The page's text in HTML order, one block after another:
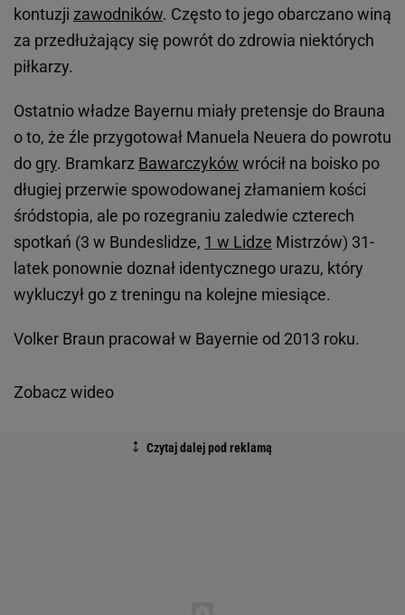
kontuzji zawodników. Często to jego obarczano winą
za przedłużający się powrót do zdrowia niektórych
piłkarzy.
Ostatnio władze Bayernu miały pretensje do Brauna
o to, że źle przygotował Manuela Neuera do powrotu
do gry. Bramkarz Bawarczyków wrócił na boisko po
długiej przerwie spowodowanej złamaniem kości
śródstopia, ale po rozegraniu zaledwie czterech
spotkań (3 w Bundeslidze, 1 w Lidze Mistrzów) 31-
latek ponownie doznał identycznego urazu, który
wykluczył go z treningu na kolejne miesiące.
Volker Braun pracował w Bayernie od 2013 roku.
Zobacz wideo